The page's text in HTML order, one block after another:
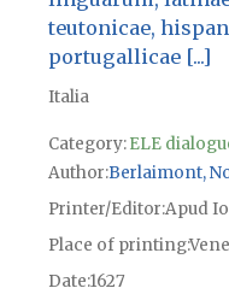
teutonicae,
portugallicae [...]
Italia
Category:ELE
Author Berlaimont,
Printer/Editor Apud
Place of printing
Date1627